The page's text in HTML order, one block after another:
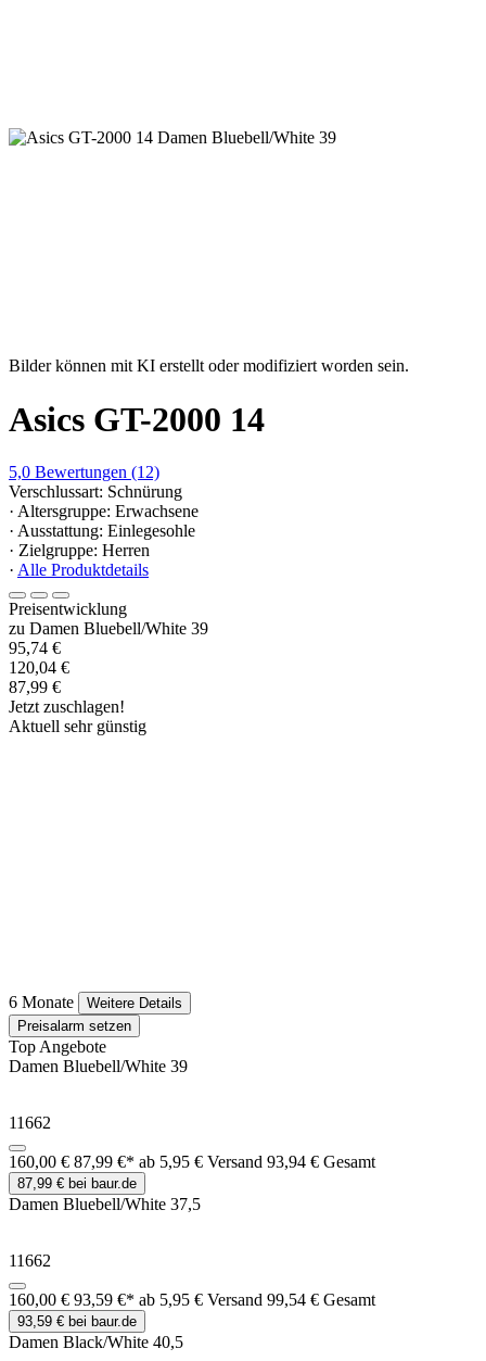
Bilder können mit KI erstellt oder modifiziert worden sein.
Asics GT-2000 14
5,0 Bewertungen (12)
Verschlussart: Schnürung
· Altersgruppe: Erwachsene
· Ausstattung: Einlegesohle
· Zielgruppe: Herren
· Alle Produktdetails
Preisentwicklung
zu Damen Bluebell/White 39
95,74 €
120,04 €
87,99 €
Jetzt zuschlagen!
Aktuell sehr günstig
6 Monate
Weitere Details
Preisalarm setzen
Top Angebote
Damen Bluebell/White 39
11662
160,00 € 87,99 €* ab 5,95 € Versand 93,94 € Gesamt
87,99 € bei baur.de
Damen Bluebell/White 37,5
11662
160,00 € 93,59 €* ab 5,95 € Versand 99,54 € Gesamt
93,59 € bei baur.de
Damen Black/White 40,5